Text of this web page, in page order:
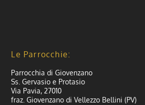
Le Parrocchie:
Parrocchia di Giovenzano
Ss. Gervasio e Protasio
Via Pavia, 27010
fraz. Giovenzano di Vellezzo Bellini (PV)